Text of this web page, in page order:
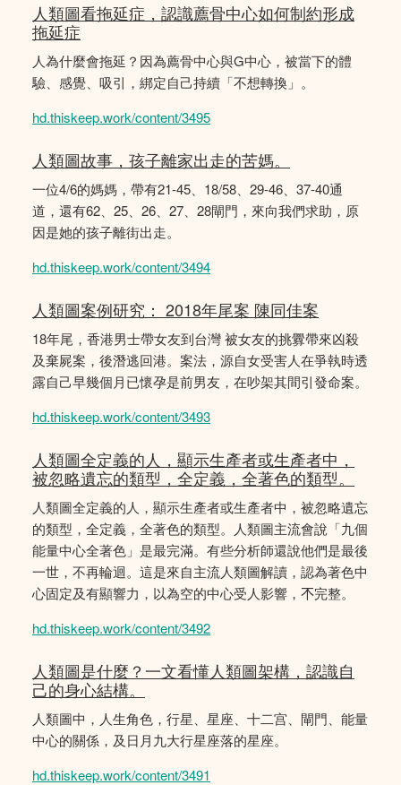
人類圖看拖延症，認識薦骨中心如何制約形成
拖延症
人為什麼會拖延？因為薦骨中心與G中心，被當下的體
驗、感覺、吸引，綁定自己持續「不想轉換」。
hd.thiskeep.work/content/3495
人類圖故事，孩子離家出走的苦媽。
一位4/6的媽媽，帶有21-45、18/58、29-46、37-40通
道，還有62、25、26、27、28閘門，來向我們求助，原
因是她的孩子離街出走。
hd.thiskeep.work/content/3494
人類圖案例研究： 2018年尾案 陳同佳案
18年尾，香港男士帶女友到台灣 被女友的挑釁帶來凶殺
及棄屍案，後潛逃回港。案法，源自女受害人在爭執時透
露自己早幾個月已懷孕是前男友，在吵架其間引發命案。
hd.thiskeep.work/content/3493
人類圖全定義的人，顯示生產者或生產者中，
被忽略遺忘的類型，全定義，全著色的類型。
人類圖全定義的人，顯示生產者或生產者中，被忽略遺忘
的類型，全定義，全著色的類型。人類圖主流會說「九個
能量中心全著色」是最完滿。有些分析師還說他們是最後
一世，不再輪迴。這是來自主流人類圖解讀，認為著色中
心固定及有顯響力，以為空的中心受人影響，𣎴完整。
hd.thiskeep.work/content/3492
人類圖是什麼？一文看懂人類圖架構，認識自
己的身心結構。
人類圖中，人生角色，行星、星座、十二宫、閘門、能量
中心的關係，及日月九大行星座落的星座。
hd.thiskeep.work/content/3491